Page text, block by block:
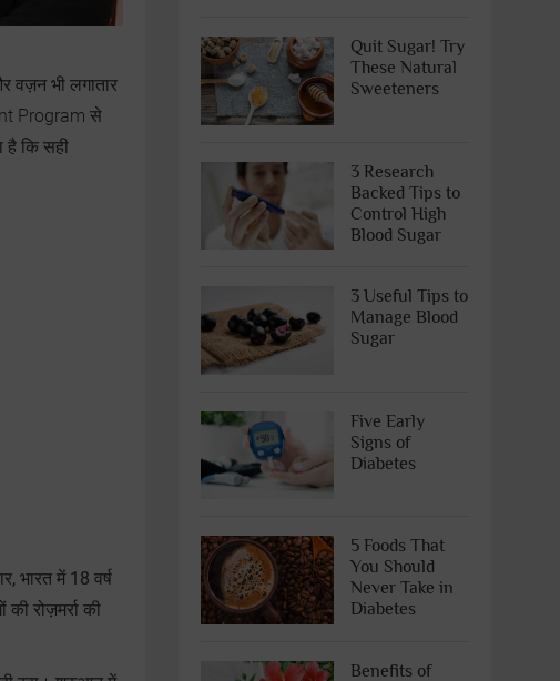
वज़न भी लगातार
Program से
कि सही
भारत में 18 वर्ष
रोज़मर्रा की
Quit Sugar! Try
These Natural
Sweeteners
3 Research
Backed Tips to
Control High
Blood Sugar
3 Useful Tips to
Manage Blood
Sugar
Five Early
Signs of
Diabetes
5 Foods That
You Should
Never Take in
Diabetes
Benefits of